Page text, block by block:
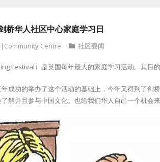
桥华人社区中心家庭学习日
Centre 社区要闻
Festival）是英国每年最大的家庭学习活动。其目
成功的举办了这个活动的基础上，今年又得到了剑
解并且参与中国文化。也给我们华人自己一个机会